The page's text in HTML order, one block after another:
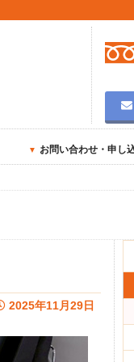
お問い合わせ・申し
2025年11月29日